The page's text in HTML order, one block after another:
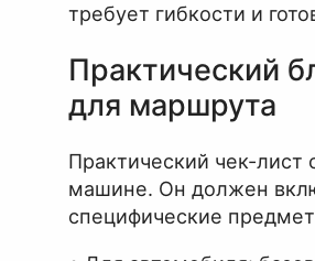
требует гибкости и
Практический
для маршрута
Практический чек-
машине. Он должен
специфические